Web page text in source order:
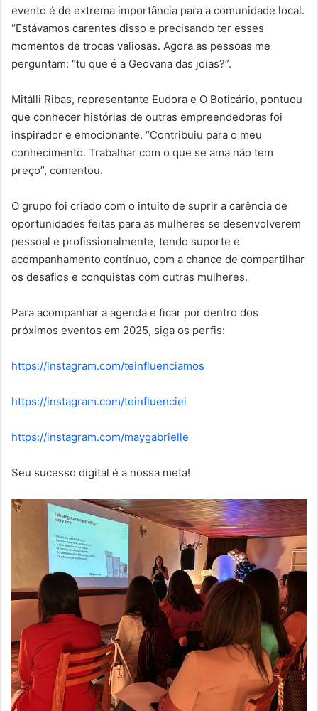
evento é de extrema importância para a comunidade local.
“Estávamos carentes disso e precisando ter esses
momentos de trocas valiosas. Agora as pessoas me
perguntam: “tu que é a Geovana das joias?”.
Mitálli Ribas, representante Eudora e O Boticário, pontuou
que conhecer histórias de outras empreendedoras foi
inspirador e emocionante. “Contribuiu para o meu
conhecimento. Trabalhar com o que se ama não tem
preço”, comentou.
O grupo foi criado com o intuito de suprir a carência de
oportunidades feitas para as mulheres se desenvolverem
pessoal e profissionalmente, tendo suporte e
acompanhamento contínuo, com a chance de compartilhar
os desafios e conquistas com outras mulheres.
Para acompanhar a agenda e ficar por dentro dos
próximos eventos em 2025, siga os perfis:
https://instagram.com/teinfluenciamos
https://instagram.com/teinfluenciei
https://instagram.com/maygabrielle
Seu sucesso digital é a nossa meta!